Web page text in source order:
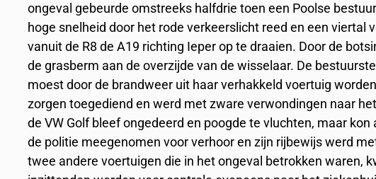
ongeval gebeurde omstreeks halfdrie toen een Poolse
hoge snelheid door het rode verkeerslicht reed en een viertal
vanuit de R8 de A19 richting Ieper op te draaien. Door de
de grasberm aan de overzijde van de wisselaar. De
moest door de brandweer uit haar verhakkeld voertuig
zorgen toegediend en werd met zware verwondingen naar
de VW Golf bleef ongedeerd en poogde te vluchten, maar
de politie meegenomen voor verhoor en zijn rijbewijs werd
twee andere voertuigen die in het ongeval betrokken waren,